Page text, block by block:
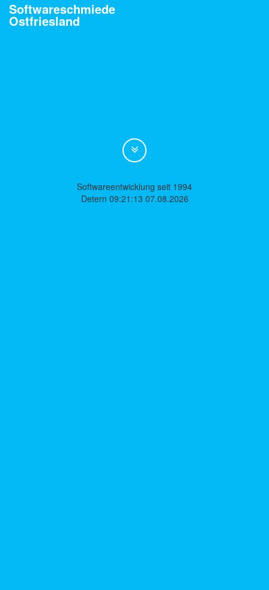
Softwareschmiede
Ostfriesland
Softwareentwicklung seit 1994
Detern 09:21:13 07.08.2026